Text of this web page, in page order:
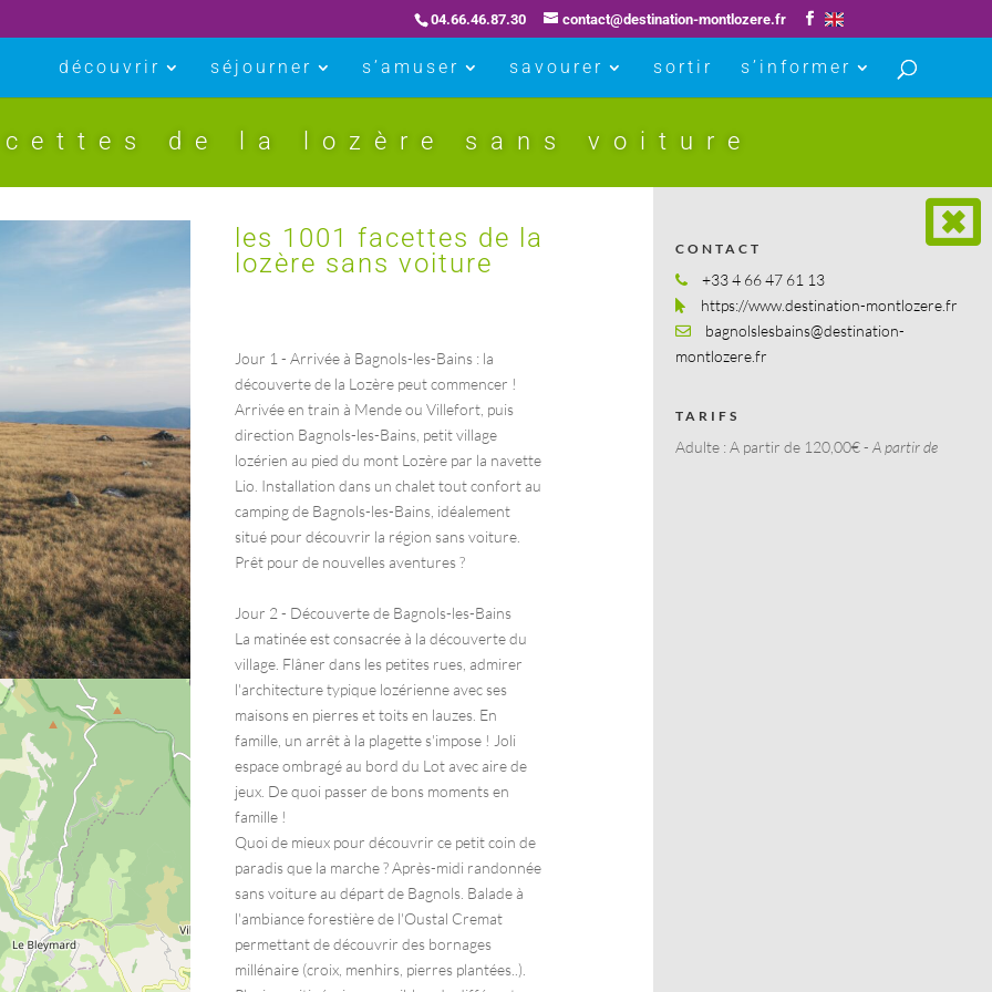
04.66.46.87.30 contact@destination-montlozere.fr
découvrir séjourner s’amuser savourer sortir s’informer
de la lozère sans voiture
les 1001 facettes de la
lozère sans voiture
Jour 1 - Arrivée à Bagnols-les-Bains : la
découverte de la Lozère peut commencer !
Arrivée en train à Mende ou Villefort, puis
direction Bagnols-les-Bains, petit village
lozérien au pied du mont Lozère par la navette
Lio. Installation dans un chalet tout confort au
camping de Bagnols-les-Bains, idéalement
situé pour découvrir la région sans voiture.
Prêt pour de nouvelles aventures ?
Jour 2 - Découverte de Bagnols-les-Bains
La matinée est consacrée à la découverte du
village. Flâner dans les petites rues, admirer
l'architecture typique lozérienne avec ses
maisons en pierres et toits en lauzes. En
famille, un arrêt à la plagette s'impose ! Joli
espace ombragé au bord du Lot avec aire de
jeux. De quoi passer de bons moments en
famille !
Quoi de mieux pour découvrir ce petit coin de
paradis que la marche ? Après-midi randonnée
sans voiture au départ de Bagnols. Balade à
l'ambiance forestière de l'Oustal Cremat
permettant de découvrir des bornages
millénaire (croix, menhirs, pierres plantées..).
CONTACT
+33 4 66 47 61 13
https://www.destination-montlozere.fr
bagnolslesbains@destination-
montlozere.fr
TARIFS
Adulte :A partir de 120,00€ -A partir de